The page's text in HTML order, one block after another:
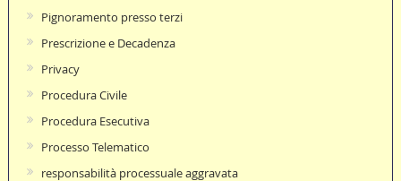
Pignoramento presso terzi
Prescrizione e Decadenza
Privacy
Procedura Civile
Procedura Esecutiva
Processo Telematico
responsabilità processuale aggravata